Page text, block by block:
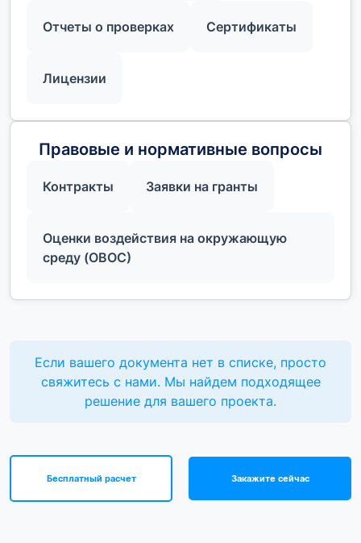
Отчеты о проверках Сертификаты
Лицензии
Правовые и нормативные вопросы
Контракты Заявки на гранты
Оценки воздействия на окружающую
среду (ОВОС)
Если вашего документа нет в списке, просто
свяжитесь с нами. Мы найдем подходящее
решение для вашего проекта.
Закажите сейчас
Бесплатный расчет